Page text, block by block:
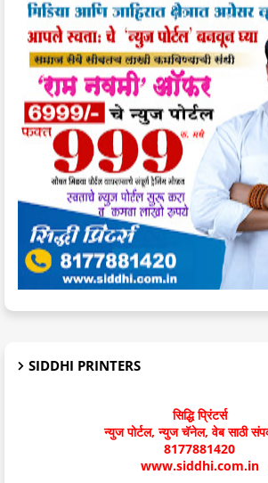
SIDDHI PRINTERS
सिद्धि प्रिंटर्स
न्युज पोर्टल, न्युज चॅनेल, वेब साठी
8177881420
www.siddhi.com.in